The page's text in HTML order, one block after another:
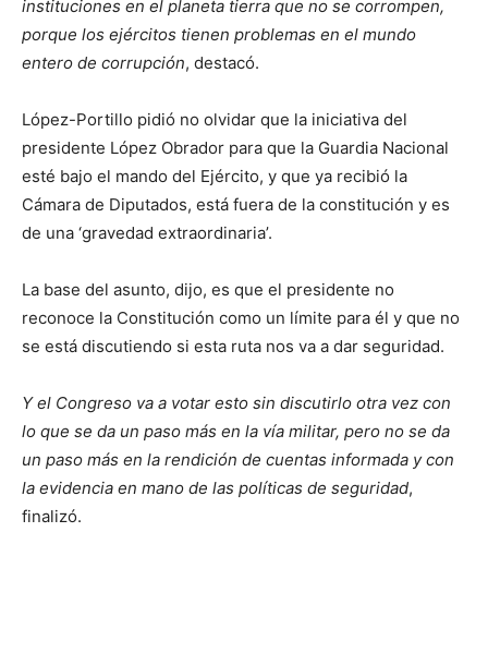
instituciones en el planeta tierra que no se corrompen,
porque los ejércitos tienen problemas en el mundo
entero de corrupción, destacó.
López-Portillo pidió no olvidar que la iniciativa del
presidente López Obrador para que la Guardia Nacional
esté bajo el mando del Ejército, y que ya recibió la
Cámara de Diputados, está fuera de la constitución y es
de una ‘gravedad extraordinaria’.
La base del asunto, dijo, es que el presidente no
reconoce la Constitución como un límite para él y que no
se está discutiendo si esta ruta nos va a dar seguridad.
Y el Congreso va a votar esto sin discutirlo otra vez con
lo que se da un paso más en la vía militar, pero no se da
un paso más en la rendición de cuentas informada y con
la evidencia en mano de las políticas de seguridad,
finalizó.